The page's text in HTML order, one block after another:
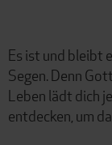
Es ist und bleibt
Segen. Denn
Leben lädt dich
entdecken, um